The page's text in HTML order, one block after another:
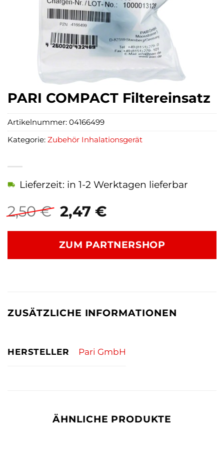
PARI COMPACT Filtereinsatz
2,50€ Ursprünglicher
Preis
war:
2,50 €
2,47 €Aktueller
ist:
2,47 €.
Lieferzeit: in 1-2 Werktagen lieferbar
ZUM PARTNERSHOP
Artikelnummer: 04166499
Kategorie: Zubehör Inhalationsgerät
ZUSÄTZLICHE INFORMATIONEN
HERSTELLER Pari GmbH
ÄHNLICHE PRODUKTE